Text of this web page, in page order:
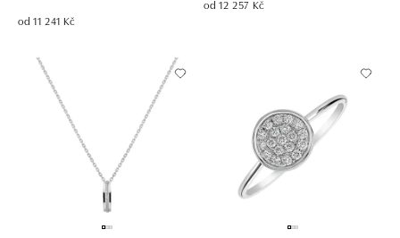
od 11 241 Kč
od 12 257 Kč